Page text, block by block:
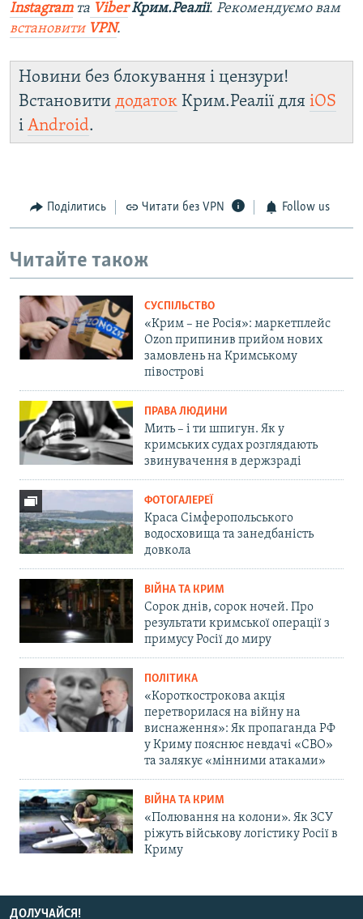
Instagramта ViberКрим.Реалії. Рекомендуємо вам
встановити VPN.
Новини без блокування і цензури!
Встановити додаток Крим.Реалії для iOS
і Android.
Поділитись Читати без VPN Follow us
Читайте також
СУСПІЛЬСТВО
«Крим – не Росія»: маркетплейс
Ozon припинив прийом нових
замовлень на Кримському
півострові
ПРАВА ЛЮДИНИ
Мить – і ти шпигун. Як у
кримських судах розглядають
звинувачення в держзраді
ФОТОГАЛЕРЕЇ
Краса Сімферопольського
водосховища та занедбаність
довкола
ВІЙНА ТА КРИМ
Сорок днів, сорок ночей. Про
результати кримської операції з
примусу Росії до миру
ПОЛІТИКА
«Короткострокова акція
перетворилася на війну на
виснаження»: Як пропаганда РФ
у Криму пояснює невдачі «СВО»
та залякує «мінними атаками»
ВІЙНА ТА КРИМ
«Полювання на колони». Як ЗСУ
ріжуть військову логістику Росії в
Криму
ДОЛУЧАЙСЯ!